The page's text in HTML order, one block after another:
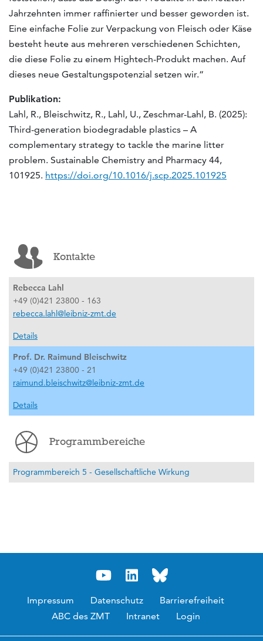
Jahrzehnten immer raffinierter und besser geworden ist.
Eine einfache Folie zur Verpackung von Fleisch oder Käse
besteht heute aus mehreren verschiedenen Schichten,
die diese Folie zu einem Hightech-Produkt machen. Auf
dieses neue Gestaltungspotenzial setzen wir.“
Publikation:
Lahl, R., Bleischwitz, R., Lahl, U., Zeschmar-Lahl, B. (2025):
Third-generation biodegradable plastics – A
complementary strategy to tackle the marine litter
problem. Sustainable Chemistry and Pharmacy 44,
101925. https://doi.org/10.1016/j.scp.2025.101925
Kontakte
Rebecca Lahl
+49 (0)421 23800 - 163
rebecca.lahl@leibniz-zmt.de
Details
Prof. Dr. Raimund Bleischwitz
+49 (0)421 23800 - 21
raimund.bleischwitz@leibniz-zmt.de
Details
Programmbereiche
Programmbereich 5 - Gesellschaftliche Wirkung
Impressum Datenschutz
Barrierefreiheit
ABC des ZMT
Intranet Login